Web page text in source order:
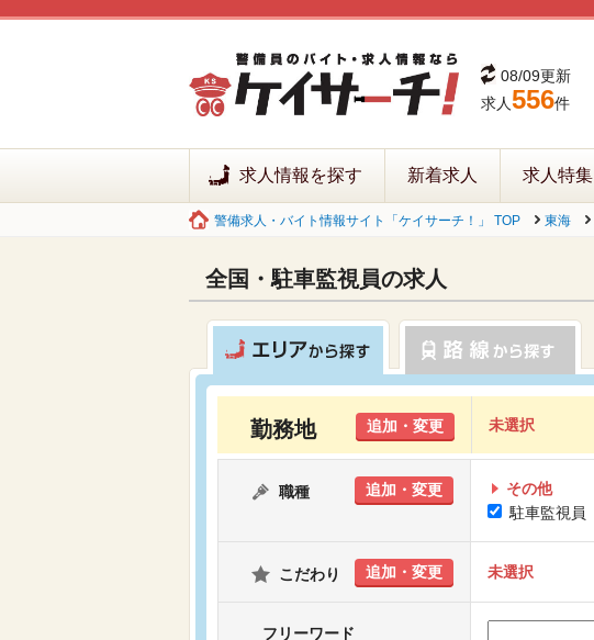
08/09更新
求人556件
求人情報を探す 新着求人 求人特集
警備求人・バイト情報サイト「ケイサーチ！」 TOP 東海
全国・駐車監視員の求人
勤務地 追加・変更 未選択
職種 追加・変更
その他
駐車監視員
こだわり 追加・変更 未選択
フリーワード